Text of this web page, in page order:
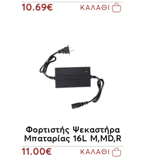
10.69€ ΚΑΛΑΘΙ
Φορτιστής Ψεκαστήρα
Μπαταρίας 16L M,MD,R
11.00€ ΚΑΛΑΘΙ